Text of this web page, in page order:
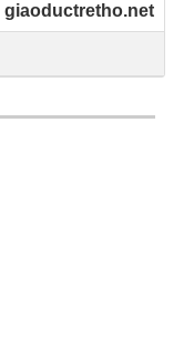
giaoductretho.net